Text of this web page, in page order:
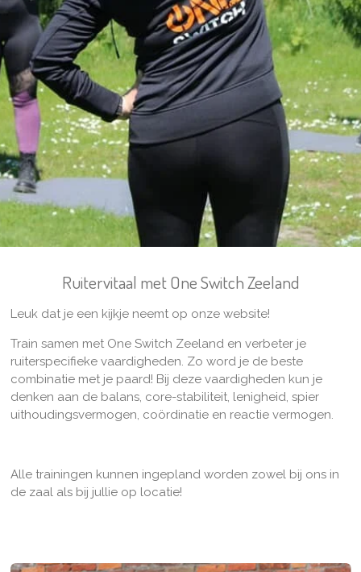
Ruitervitaal met One Switch Zeeland
Leuk dat je een kijkje neemt op onze website!
Train samen met One Switch Zeeland en verbeter je
ruiterspecifieke vaardigheden. Zo word je de beste
combinatie met je paard! Bij deze vaardigheden kun je
denken aan de balans, core-stabiliteit, lenigheid, spier
uithoudingsvermogen, coördinatie en reactie vermogen.
Alle trainingen kunnen ingepland worden zowel bij ons in
de zaal als bij jullie op locatie!